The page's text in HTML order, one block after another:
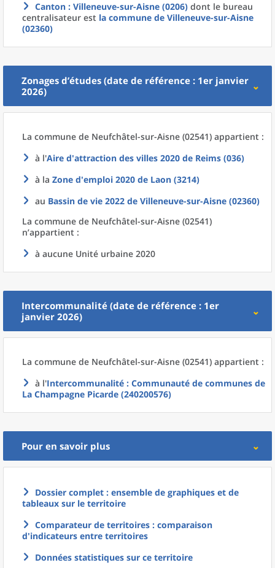
Canton : Villeneuve-sur-Aisne (0206) dont le bureau
centralisateur est la commune de Villeneuve-sur-Aisne
(02360)
Zonages d’études (date de référence : 1er janvier
2026)
La commune de Neufchâtel-sur-Aisne (02541) appartient :
à l'Aire d'attraction des villes 2020 de Reims (036)
à la Zone d'emploi 2020 de Laon (3214)
au Bassin de vie 2022 de Villeneuve-sur-Aisne (02360)
La commune de Neufchâtel-sur-Aisne (02541)
n’appartient :
à aucune Unité urbaine 2020
Intercommunalité (date de référence : 1er
janvier 2026)
La commune de Neufchâtel-sur-Aisne (02541) appartient :
à l'Intercommunalité : Communauté de communes de
La Champagne Picarde (240200576)
Pour en savoir plus
Dossier complet : ensemble de graphiques et de
tableaux sur le territoire
Comparateur de territoires : comparaison
d'indicateurs entre territoires
Données statistiques sur ce territoire